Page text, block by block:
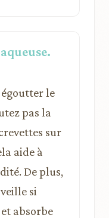
égoutter le
pas la
sur
aide à
De plus,
si
absorbe